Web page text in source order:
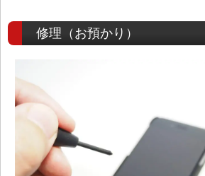
修理（お預かり）